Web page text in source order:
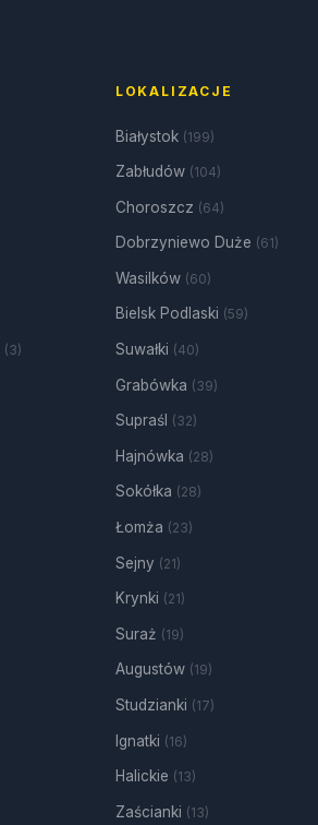
(3)
LOKALIZACJE
Białystok (199)
Zabłudów (104)
Choroszcz (64)
Dobrzyniewo Duże (61)
Wasilków (60)
Bielsk Podlaski (59)
Suwałki (40)
Grabówka (39)
Supraśl (32)
Hajnówka (28)
Sokółka (28)
Łomża (23)
Sejny (21)
Krynki (21)
Suraż (19)
Augustów (19)
Studzianki (17)
Ignatki (16)
Halickie (13)
Zaścianki (13)